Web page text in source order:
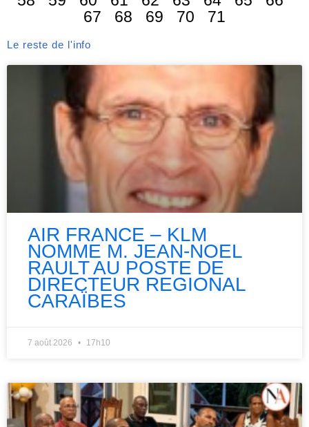
67
68 69 70 71
Le reste de l'info
AIR FRANCE – KLM
NOMME M. JEAN-NOEL
RAULT AU POSTE DE
DIRECTEUR REGIONAL
CARAÏBES
7 août 2026 17h10